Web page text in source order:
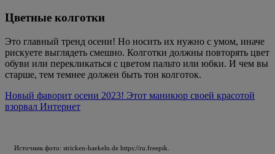
Цветные колготки
Это главный тренд осени! Но носить их нужно с умом, иначе
рискуете выглядеть смешно. Колготки должны повторять цвет
обуви или перекликаться с цветом пальто или юбки. И чем вы
старше, тем темнее должен быть тон колготок.
Новый фаворит осени 2023! Этот маникюр своей красотой
взорвал Интернет
Источник фото: stricken-haekeln.de https://ru.freepik.